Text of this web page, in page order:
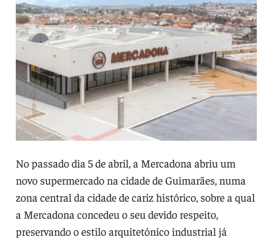
No passado dia 5 de abril, a Mercadona abriu um
novo supermercado na cidade de Guimarães, numa
zona central da cidade de cariz histórico, sobre a qual
a Mercadona concedeu o seu devido respeito,
preservando o estilo arquitetónico industrial já